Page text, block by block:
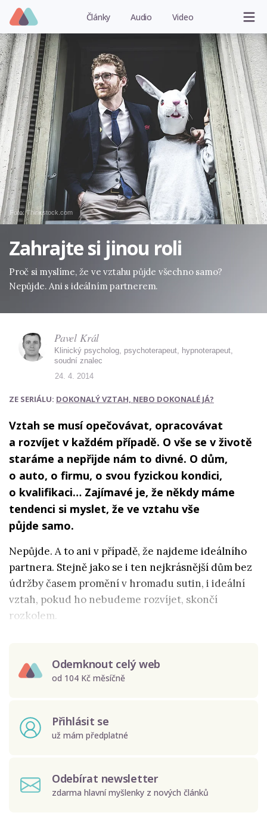
Články Audio Video
Foto: Thinkstock.com
Zahrajte si jinou roli
Proč si myslíme, že ve vztahu půjde všechno samo?
Nepůjde. Ani s ideálním partnerem.
ZE SERIÁLU: DOKONALÝ VZTAH, NEBO DOKONALÉ JÁ?
Vztah se musí opečovávat, opracovávat
a rozvíjet v každém případě. O vše se v životě
staráme a nepřijde nám to divné. O dům,
o auto, o firmu, o svou fyzickou kondici,
o kvalifikaci… Zajímavé je, že někdy máme
tendenci si myslet, že ve vztahu vše
půjde samo.
Nepůjde. A to ani v případě, že najdeme ideálního
partnera. Stejně jako se i ten nejkrásnější dům bez
údržby časem promění v hromadu sutin, i ideální
vztah, pokud ho nebudeme rozvíjet, skončí
rozkolem.
Odemknout celý web
od 104 Kč měsíčně
Přihlásit se
už mám předplatné
Odebírat newsletter
zdarma hlavní myšlenky z nových článků
Pavel Král
Klinický psycholog, psychoterapeut, hypnoterapeut,
soudní znalec
24. 4. 2014